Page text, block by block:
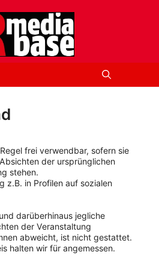
frei verwendbar, sofern sie
der ursprünglichen
stehen.
z.B. in Profilen auf sozialen
darüberhinaus jegliche
der Veranstaltung
abweicht, ist nicht gestattet.
halten wir für angemessen.